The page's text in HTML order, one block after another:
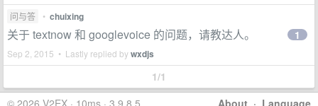
问与答
• chuixing
关于 textnow 和 googlevoice 的问题，请教达人。
Sep 2, 2015 • Lastly replied bywxdjs
1
1/1
About · Language
© 2026 V2EX · 10ms · 3.9.8.5